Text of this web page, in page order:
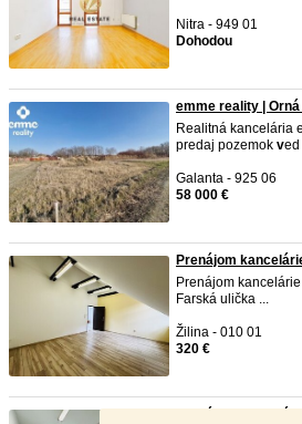
Nitra - 949 01
Dohodou
emme reality | Orná
Realitná kancelária
predaj pozemok ved
Galanta - 925 06
58 000 €
Prenájom
Prenájom kancelárie
Farská ulička ...
Žilina - 010 01
320 €